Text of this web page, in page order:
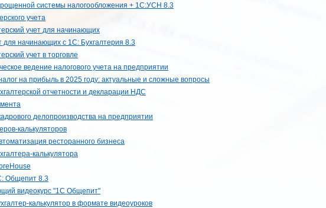
системы налогообложения + 1С:УСН 8.3
учета
учет для начинающих
для начинающих с 1С: Бухгалтерия 8.3
учет в торговле
ведение налогового учета на предприятии
на прибыль в 2025 году: актуальные и сложные вопросы
отчетности и декларации НДС
делопроизводства на предприятии
калькуляторов
ресторанного бизнеса
калькулятора
Общепит 8.3
видеокурс "1С Общепит"
калькулятор в формате видеоуроков